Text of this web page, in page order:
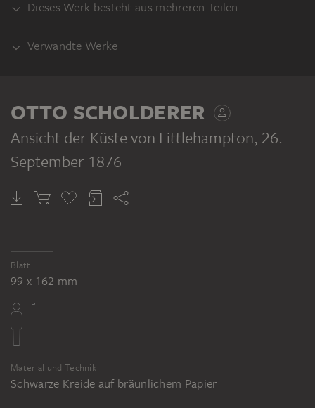
Dieses Werk besteht aus mehreren Teilen
VERSO
OTTO SCHOLDERER
Laub- und Buschwerk
Verwandte Werke
SCHOLDERER
mit Schiffen
OTTO SCHOLDERER
Ansicht der Küste von Littlehampton, 26.
September 1876
Blatt
99 x 162 mm
Material und Technik
Schwarze Kreide auf bräunlichem Papier